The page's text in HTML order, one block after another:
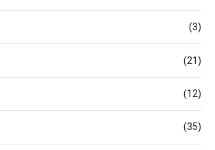
(3)
(21)
(12)
(35)